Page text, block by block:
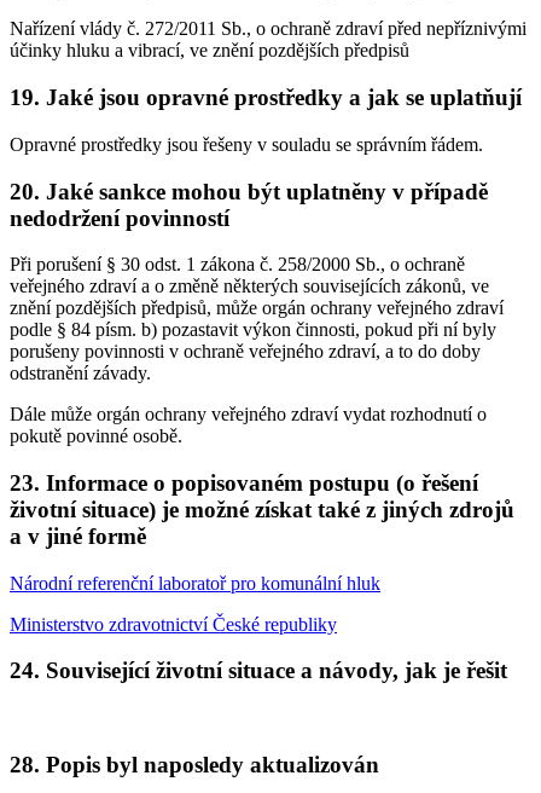
Nařízení vlády č. 272/2011 Sb., o ochraně zdraví před nepříznivými
účinky hluku a vibrací, ve znění pozdějších předpisů
19. Jaké jsou opravné prostředky a jak se uplatňují
Opravné prostředky jsou řešeny v souladu se správním řádem.
20. Jaké sankce mohou být uplatněny v případě
nedodržení povinností
Při porušení § 30 odst. 1 zákona č. 258/2000 Sb., o ochraně
veřejného zdraví a o změně některých souvisejících zákonů, ve
znění pozdějších předpisů, může orgán ochrany veřejného zdraví
podle § 84 písm. b) pozastavit výkon činnosti, pokud při ní byly
porušeny povinnosti v ochraně veřejného zdraví, a to do doby
odstranění závady.
Dále může orgán ochrany veřejného zdraví vydat rozhodnutí o
pokutě povinné osobě.
23. Informace o popisovaném postupu (o řešení
životní situace) je možné získat také z jiných zdrojů
a v jiné formě
Národní referenční laboratoř pro komunální hluk
Ministerstvo zdravotnictví České republiky
24. Související životní situace a návody, jak je řešit
28. Popis byl naposledy aktualizován